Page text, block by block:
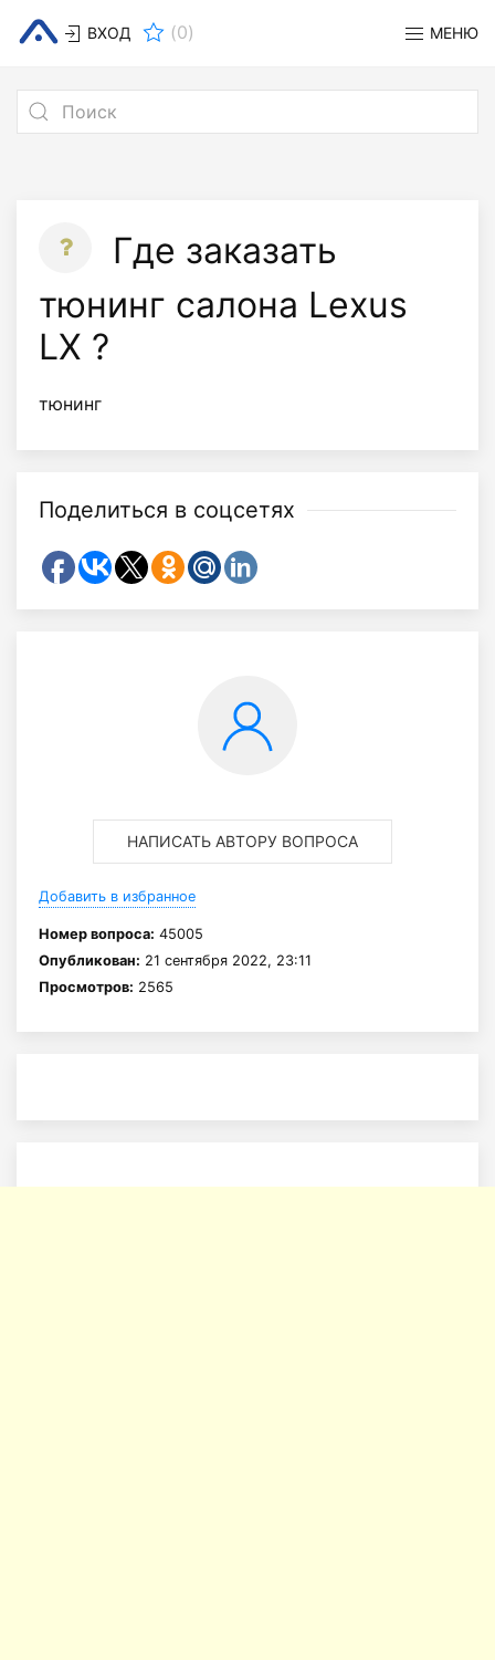
ВХОД (0) МЕНЮ
Где заказать
тюнинг салона Lexus
LX ?
тюнинг
Поделиться в соцсетях
НАПИСАТЬ АВТОРУ ВОПРОСА
Добавить в избранное
Номер вопроса: 45005
Опубликован: 21 сентября 2022, 23:11
Просмотров: 2565